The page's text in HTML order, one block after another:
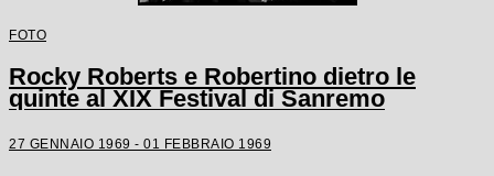
FOTO
Rocky Roberts e Robertino dietro le
quinte al XIX Festival di Sanremo
27 GENNAIO 1969 - 01 FEBBRAIO 1969